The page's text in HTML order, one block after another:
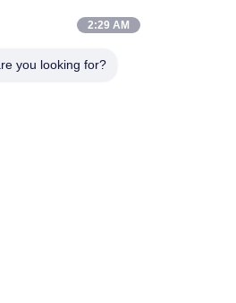
2:29 AM
you looking for?